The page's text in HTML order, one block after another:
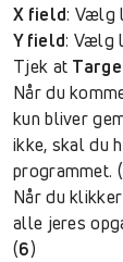
X field: Vælg
Y field: Vælg
Tjek at
Når du
kun bliver
ikke, skal du
programmet. (
Når du
alle jeres
(6)